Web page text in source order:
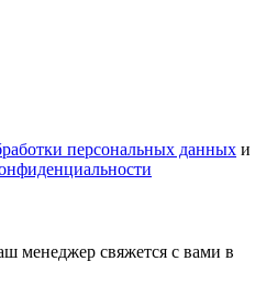
персональных данных и
менеджер свяжется с вами в